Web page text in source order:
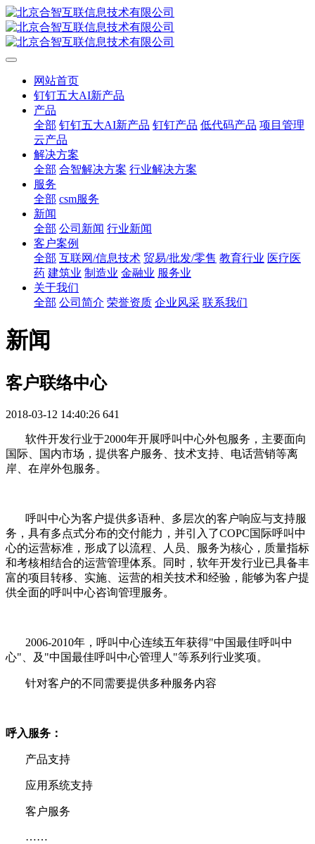
网站首页
钉钉五大AI新产品
产品
全部 钉钉五大AI新产品 钉钉产品 低代码产品 项目管理
云产品
解决方案
全部 合智解决方案 行业解决方案
服务
全部 csm服务
新闻
全部 公司新闻 行业新闻
客户案例
全部 互联网/信息技术 贸易/批发/零售 教育行业 医疗医
药 建筑业 制造业 金融业 服务业
关于我们
全部 公司简介 荣誉资质 企业风采 联系我们
新闻
客户联络中心
2018-03-12 14:40:26 641
软件开发行业于2000年开展呼叫中心外包服务，主要面向
国际、国内市场，提供客户服务、技术支持、电话营销等离
岸、在岸外包服务。
呼叫中心为客户提供多语种、多层次的客户响应与支持服
务，具有多点式分布的交付能力，并引入了COPC国际呼叫中
心的运营标准，形成了以流程、人员、服务为核心，质量指标
和考核相结合的运营管理体系。同时，软年开发行业已具备丰
富的项目转移、实施、运营的相关技术和经验，能够为客户提
供全面的呼叫中心咨询管理服务。
2006-2010年，呼叫中心连续五年获得"中国最佳呼叫中
心"、及"中国最佳呼叫中心管理人"等系列行业奖项。
针对客户的不同需要提供多种服务内容
呼入服务：
产品支持
应用系统支持
客户服务
……